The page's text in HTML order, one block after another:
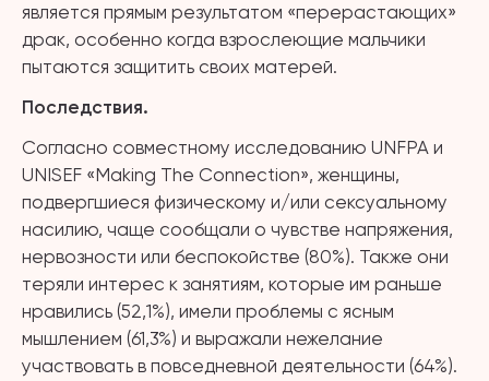
является прямым результатом «перерастающих»
драк, особенно когда взрослеющие мальчики
пытаются защитить своих матерей.
Последствия.
Согласно совместному исследованию UNFPA и
UNISEF «Making The Connection», женщины,
подвергшиеся физическому и/или сексуальному
насилию, чаще сообщали о чувстве напряжения,
нервозности или беспокойстве (80%). Также они
теряли интерес к занятиям, которые им раньше
нравились (52,1%), имели проблемы с ясным
мышлением (61,3%) и выражали нежелание
участвовать в повседневной деятельности (64%).